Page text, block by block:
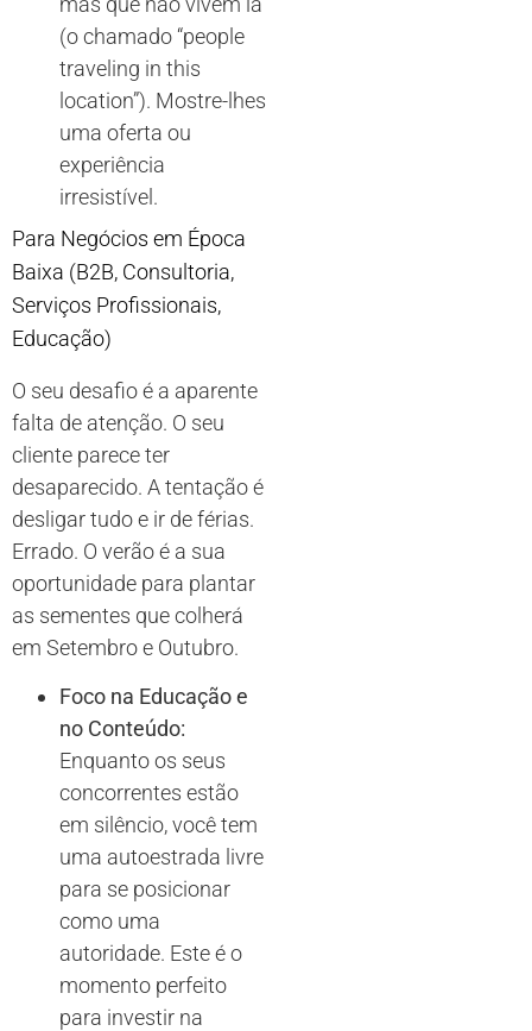
(o chamado “people
traveling in this
location”). Mostre-lhes
uma oferta ou
experiência
irresistível.
Para Negócios em Época
Baixa (B2B, Consultoria,
Serviços Profissionais,
Educação)
O seu desafio é a aparente
falta de atenção. O seu
cliente parece ter
desaparecido. A tentação é
desligar tudo e ir de férias.
Errado. O verão é a sua
oportunidade para plantar
as sementes que colherá
em Setembro e Outubro.
Foco na Educação e
no Conteúdo:
Enquanto os seus
concorrentes estão
em silêncio, você tem
uma autoestrada livre
para se posicionar
como uma
autoridade. Este é o
momento perfeito
para investir na